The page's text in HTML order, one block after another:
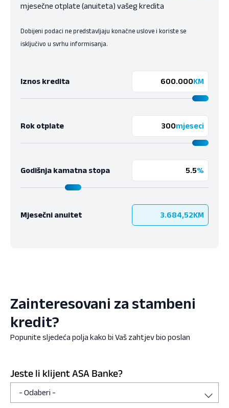
mjesečne otplate (anuiteta) vašeg kredita
Dobijeni podaci ne predstavljaju konačne uslove i koriste se
isključivo u svrhu informisanja.
Iznos kredita KM
Rok otplate mjeseci
Godišnja kamatna stopa %
Mjesečni anuitet 3.684,52KM
Zainteresovani za stambeni
kredit?
Popunite sljedeća polja kako bi Vaš zahtjev bio poslan
Jeste li klijent ASA Banke?